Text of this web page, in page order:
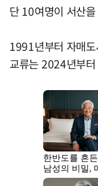
단 10여명이 서산
1991년부터 자매
교류는 2024년부